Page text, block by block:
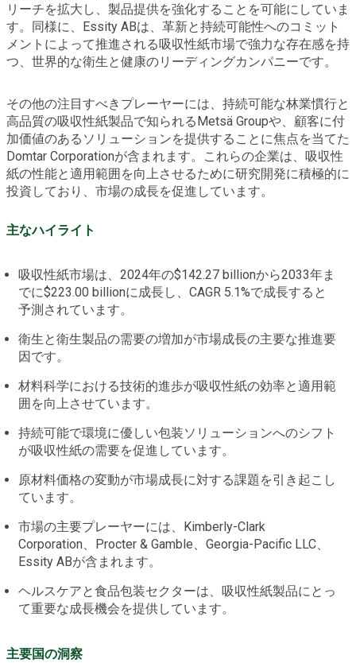
リーチを拡大し、製品提供を強化することを可能にしていま
す。同様に、Essity ABは、革新と持続可能性へのコミット
メントによって推進される吸収性紙市場で強力な存在感を持
つ、世界的な衛生と健康のリーディングカンパニーです。
その他の注目すべきプレーヤーには、持続可能な林業慣行と
高品質の吸収性紙製品で知られるMetsä Groupや、顧客に付
加価値のあるソリューションを提供することに焦点を当てた
Domtar Corporationが含まれます。これらの企業は、吸収性
紙の性能と適用範囲を向上させるために研究開発に積極的に
投資しており、市場の成長を促進しています。
主なハイライト
吸収性紙市場は、2024年の$142.27 billionから2033年ま
でに$223.00 billionに成長し、CAGR 5.1%で成長すると
予測されています。
衛生と衛生製品の需要の増加が市場成長の主要な推進要
因です。
材料科学における技術的進歩が吸収性紙の効率と適用範
囲を向上させています。
持続可能で環境に優しい包装ソリューションへのシフト
が吸収性紙の需要を促進しています。
原材料価格の変動が市場成長に対する課題を引き起こし
ています。
市場の主要プレーヤーには、Kimberly-Clark
Corporation、Procter & Gamble、Georgia-Pacific LLC、
Essity ABが含まれます。
ヘルスケアと食品包装セクターは、吸収性紙製品にとっ
て重要な成長機会を提供しています。
主要国の洞察